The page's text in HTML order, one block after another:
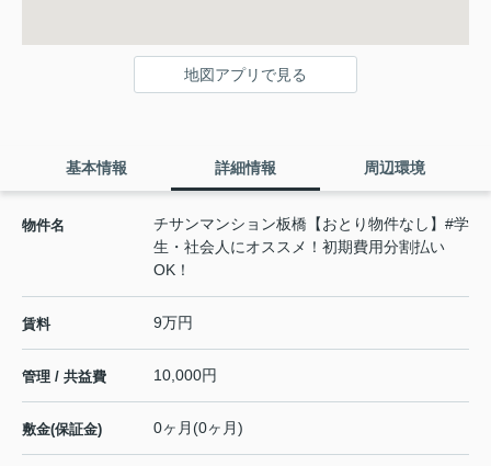
地図アプリで見る
基本情報 詳細情報 周辺環境
物件名
チサンマンション板橋【おとり物件なし】#学
生・社会人にオススメ！初期費用分割払い
OK！
賃料 9万円
管理 / 共益費 10,000円
敷金(保証金) 0ヶ月(0ヶ月)